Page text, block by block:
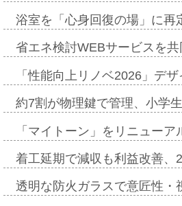
浴室を「心身回復の場」に
省エネ検討WEBサービスを
「性能向上リノベ2026」デ
約7割が物理鍵で管理、小学
「マイトーン」をリニュー
着工延期で減収も利益改善
透明な防火ガラスで意匠性